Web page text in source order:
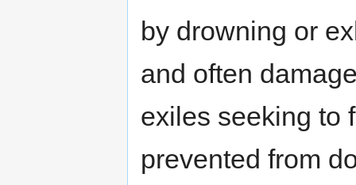
by drowning or
and often
exiles seeking to
prevented from